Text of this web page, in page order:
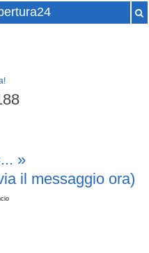
»
il messaggio ora)